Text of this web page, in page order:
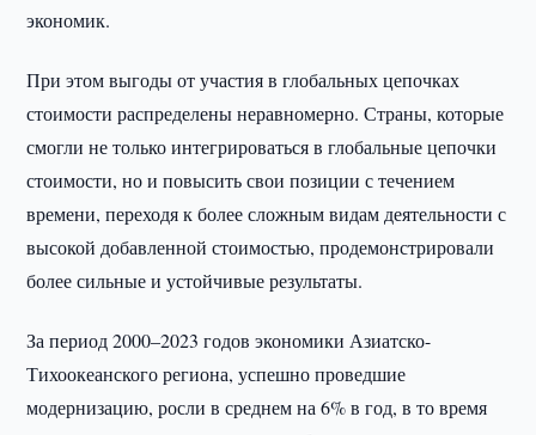
экономик.
При этом выгоды от участия в глобальных цепочках
стоимости распределены неравномерно. Страны, которые
смогли не только интегрироваться в глобальные цепочки
стоимости, но и повысить свои позиции с течением
времени, переходя к более сложным видам деятельности с
высокой добавленной стоимостью, продемонстрировали
более сильные и устойчивые результаты.
За период 2000–2023 годов экономики Азиатско-
Тихоокеанского региона, успешно проведшие
модернизацию, росли в среднем на 6% в год, в то время